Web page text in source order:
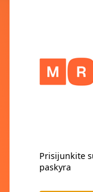
Prisijunkite
paskyra